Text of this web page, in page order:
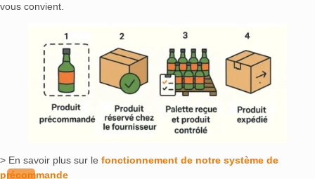
vous convient.
> En savoir plus sur le fonctionnement de notre système de
précommande